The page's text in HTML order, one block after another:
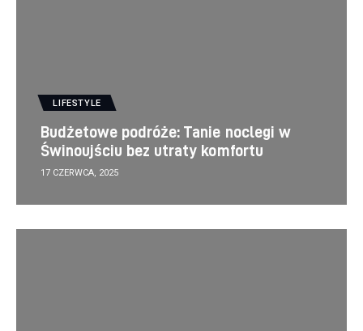
LIFESTYLE
Budżetowe podróże: Tanie noclegi w
Świnoujściu bez utraty komfortu
17 CZERWCA, 2025